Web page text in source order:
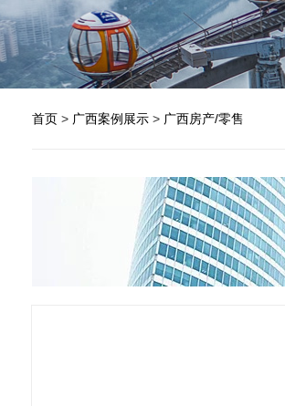
首页 > 广西案例展示 > 广西房产/零售